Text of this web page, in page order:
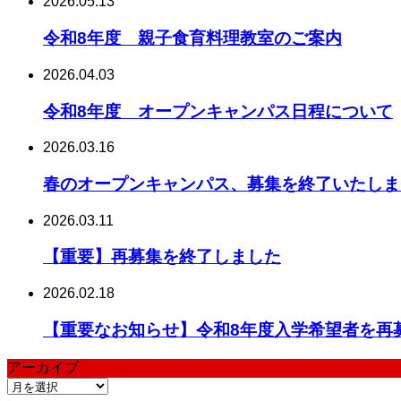
令和8年度 親子食育料理教室のご案内
2026.04.03
令和8年度 オープンキャンパス日程について
2026.03.16
春のオープンキャンパス、募集を終了いたし
2026.03.11
【重要】再募集を終了しました
2026.02.18
【重要なお知らせ】令和8年度入学希望者を再
アーカイブ
ア